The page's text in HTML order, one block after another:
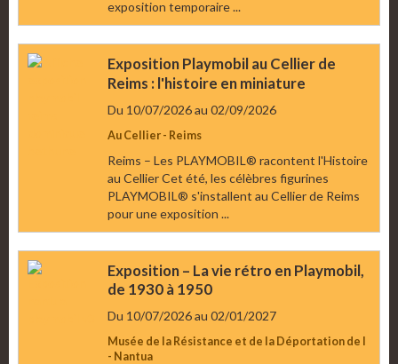
exposition temporaire ...
Exposition Playmobil au Cellier de
Reims : l'histoire en miniature
Du 10/07/2026au 02/09/2026
Au Cellier - Reims
Reims – Les PLAYMOBIL® racontent l'Histoire
au Cellier Cet été, les célèbres figurines
PLAYMOBIL® s'installent au Cellier de Reims
pour une exposition ...
Exposition – La vie rétro en Playmobil,
de 1930 à 1950
Du 10/07/2026au 02/01/2027
Musée de la Résistance et de la Déportation de l
- Nantua